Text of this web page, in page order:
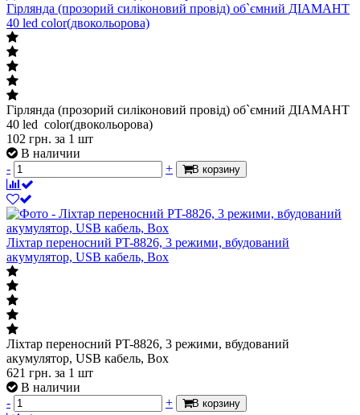
Гірлянда (прозорий силіконовий провід) об`ємний ДІАМАНТ
40 led color(двокольорова)
Гірлянда (прозорий силіконовий провід) об`ємний ДІАМАНТ
40 led color(двокольорова)
102 грн. за 1 шт
В наличии
-
+ В корзину
Ліхтар переносний PT-8826, 3 режими, вбудований
акумулятор, USB кабель, Box
Ліхтар переносний PT-8826, 3 режими, вбудований
акумулятор, USB кабель, Box
621 грн. за 1 шт
В наличии
-
+ В корзину